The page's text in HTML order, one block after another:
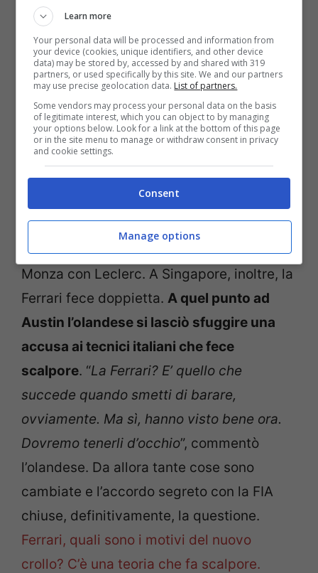
In passato i tifosi non accolsero bene le
dichiarazioni di Max in merito alla presunta
irregolarità dei motori del Cavallino
Rampante. Post summer break, nel 2019,
scoppiò la polemica nel Paddock per le
performance monstre della SF90 a Spa e
Monza con Leclerc. A Singapore, inoltre, la
Ferrari fece doppietta. A quel punto ad
Austin l’olandese si lasciò sfuggire una
accusa ai tecnici italiani che fece
scalpore. “La Ferrari? E’ quello che
succede quando smetti di barare,
ovviamente. Ma sì, hanno visto bene ora.
Dovremo tenerli d’occhio”, commentò
l’olandese. Da allora tante cose sono
cambiate e l’accordo segreto con la FIA
chiuse, definitivamente, la questione.
Ferrari, quali sono i motivi del nuovo
crollo? C’è una teoria che fa scalpore.
Learn more
Your personal data will be processed and information from
your device (cookies, unique identifiers, and other device
data) may be stored by, accessed by and shared with 319
partners, or used specifically by this site. We and our partners
may use precise geolocation data. List of partners.
Some vendors may process your personal data on the basis
of legitimate interest, which you can object to by managing
your options below. Look for a link at the bottom of this page
or in the site menu to manage or withdraw consent in privacy
and cookie settings.
Consent
Manage options